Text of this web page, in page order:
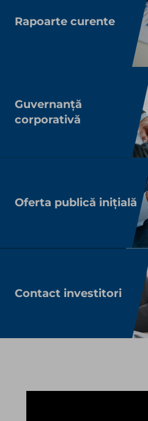
Rapoarte curente
Guvernanță
corporativă
Oferta publică inițială
Contact investitori